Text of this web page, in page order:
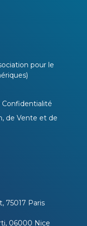
pour le
de Vente et de
75017 Paris
06000 Nice